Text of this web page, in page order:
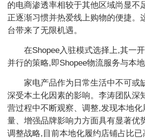
的电商渗透率相较于其他区域尚显不
正逐渐习惯并热爱线上购物的便捷。
台带来了无限机遇。
在Shopee入驻模式选择上,其一
并行的策略,即Shopee物流服务与本
家电产品作为日常生活中不可或
深受本土化因素的影响。李涛团队深
营过程中不断观察、调整,发现本地
量、增强品牌影响力方面具有显著优
调整战略,目前本地化履约店铺占比已